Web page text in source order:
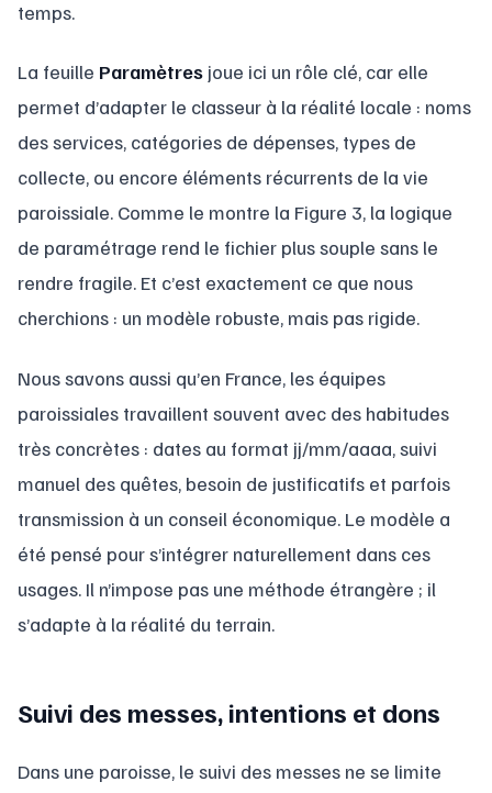
temps.
La feuille Paramètres joue ici un rôle clé, car elle
permet d’adapter le classeur à la réalité locale : noms
des services, catégories de dépenses, types de
collecte, ou encore éléments récurrents de la vie
paroissiale. Comme le montre la Figure 3, la logique
de paramétrage rend le fichier plus souple sans le
rendre fragile. Et c’est exactement ce que nous
cherchions : un modèle robuste, mais pas rigide.
Nous savons aussi qu’en France, les équipes
paroissiales travaillent souvent avec des habitudes
très concrètes : dates au format jj/mm/aaaa, suivi
manuel des quêtes, besoin de justificatifs et parfois
transmission à un conseil économique. Le modèle a
été pensé pour s’intégrer naturellement dans ces
usages. Il n’impose pas une méthode étrangère ; il
s’adapte à la réalité du terrain.
Suivi des messes, intentions et dons
Dans une paroisse, le suivi des messes ne se limite